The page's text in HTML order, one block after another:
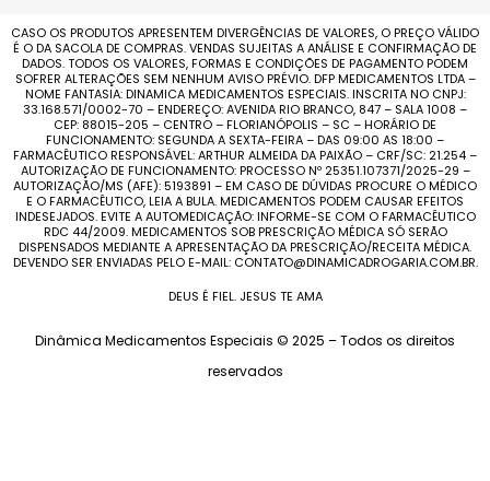
CASO OS PRODUTOS APRESENTEM DIVERGÊNCIAS DE VALORES, O PREÇO VÁLIDO
É O DA SACOLA DE COMPRAS. VENDAS SUJEITAS A ANÁLISE E CONFIRMAÇÃO DE
DADOS. TODOS OS VALORES, FORMAS E CONDIÇÕES DE PAGAMENTO PODEM
SOFRER ALTERAÇÕES SEM NENHUM AVISO PRÉVIO. DFP MEDICAMENTOS LTDA –
NOME FANTASIA: DINAMICA MEDICAMENTOS ESPECIAIS. INSCRITA NO CNPJ:
33.168.571/0002-70 – ENDEREÇO: AVENIDA RIO BRANCO, 847 – SALA 1008 –
CEP: 88015-205 – CENTRO – FLORIANÓPOLIS – SC – HORÁRIO DE
FUNCIONAMENTO: SEGUNDA A SEXTA-FEIRA – DAS 09:00 AS 18:00 –
FARMACÊUTICO RESPONSÁVEL: ARTHUR ALMEIDA DA PAIXÃO – CRF/SC: 21.254 –
AUTORIZAÇÃO DE FUNCIONAMENTO: PROCESSO Nº 25351.107371/2025-29 –
AUTORIZAÇÃO/MS (AFE): 5193891 – EM CASO DE DÚVIDAS PROCURE O MÉDICO
E O FARMACÊUTICO, LEIA A BULA. MEDICAMENTOS PODEM CAUSAR EFEITOS
INDESEJADOS. EVITE A AUTOMEDICAÇÃO: INFORME-SE COM O FARMACÊUTICO
RDC 44/2009. MEDICAMENTOS SOB PRESCRIÇÃO MÉDICA SÓ SERÃO
DISPENSADOS MEDIANTE A APRESENTAÇÃO DA PRESCRIÇÃO/RECEITA MÉDICA.
DEVENDO SER ENVIADAS PELO E-MAIL: CONTATO@DINAMICADROGARIA.COM.BR.
DEUS É FIEL. JESUS TE AMA
Dinâmica Medicamentos Especiais © 2025 – Todos os direitos
reservados